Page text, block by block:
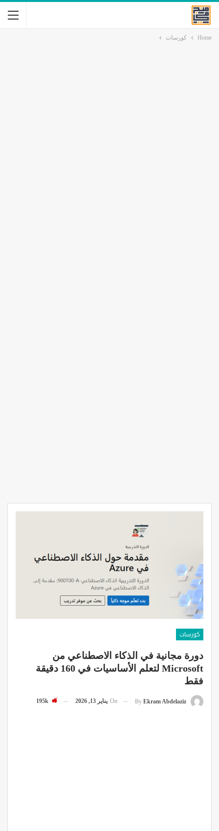
Home كورسات
كورسات
دورة مجانية في الذكاء الاصطناعي من
Microsoft لتعلم الأساسيات في 160 دقيقة
فقط
By Ekram Abdelaziz
On يناير 13, 2026 195k